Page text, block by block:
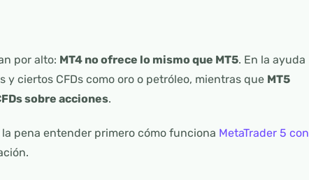
por alto: MT4 no ofrece lo mismo que MT5. En la ayuda
ciertos CFDs como oro o petróleo, mientras que MT5
sobre acciones.
pena entender primero cómo funciona MetaTrader 5 con